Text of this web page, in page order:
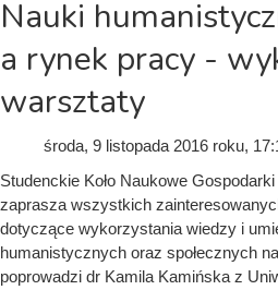
Nauki
a rynek pracy -
warsztaty
środa, 9 listopada 2016 roku,
Studenckie Koło Naukowe
zaprasza wszystkich
dotyczące wykorzystania wiedzy i
humanistycznych oraz społecznych
poprowadzi dr Kamila Kamińska z